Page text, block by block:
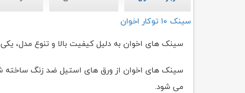
سینک ۱۰ توکار اخوان
سینک های اخوان به دلیل کیفیت بالا و تنوع مدل،
سینک های اخوان از ورق های استیل ضد زنگ ساخته
می شود.